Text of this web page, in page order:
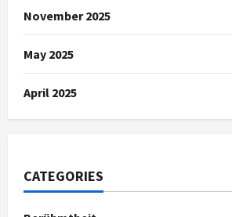
November 2025
May 2025
April 2025
CATEGORIES